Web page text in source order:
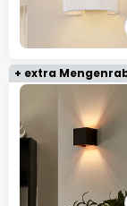
+ extra